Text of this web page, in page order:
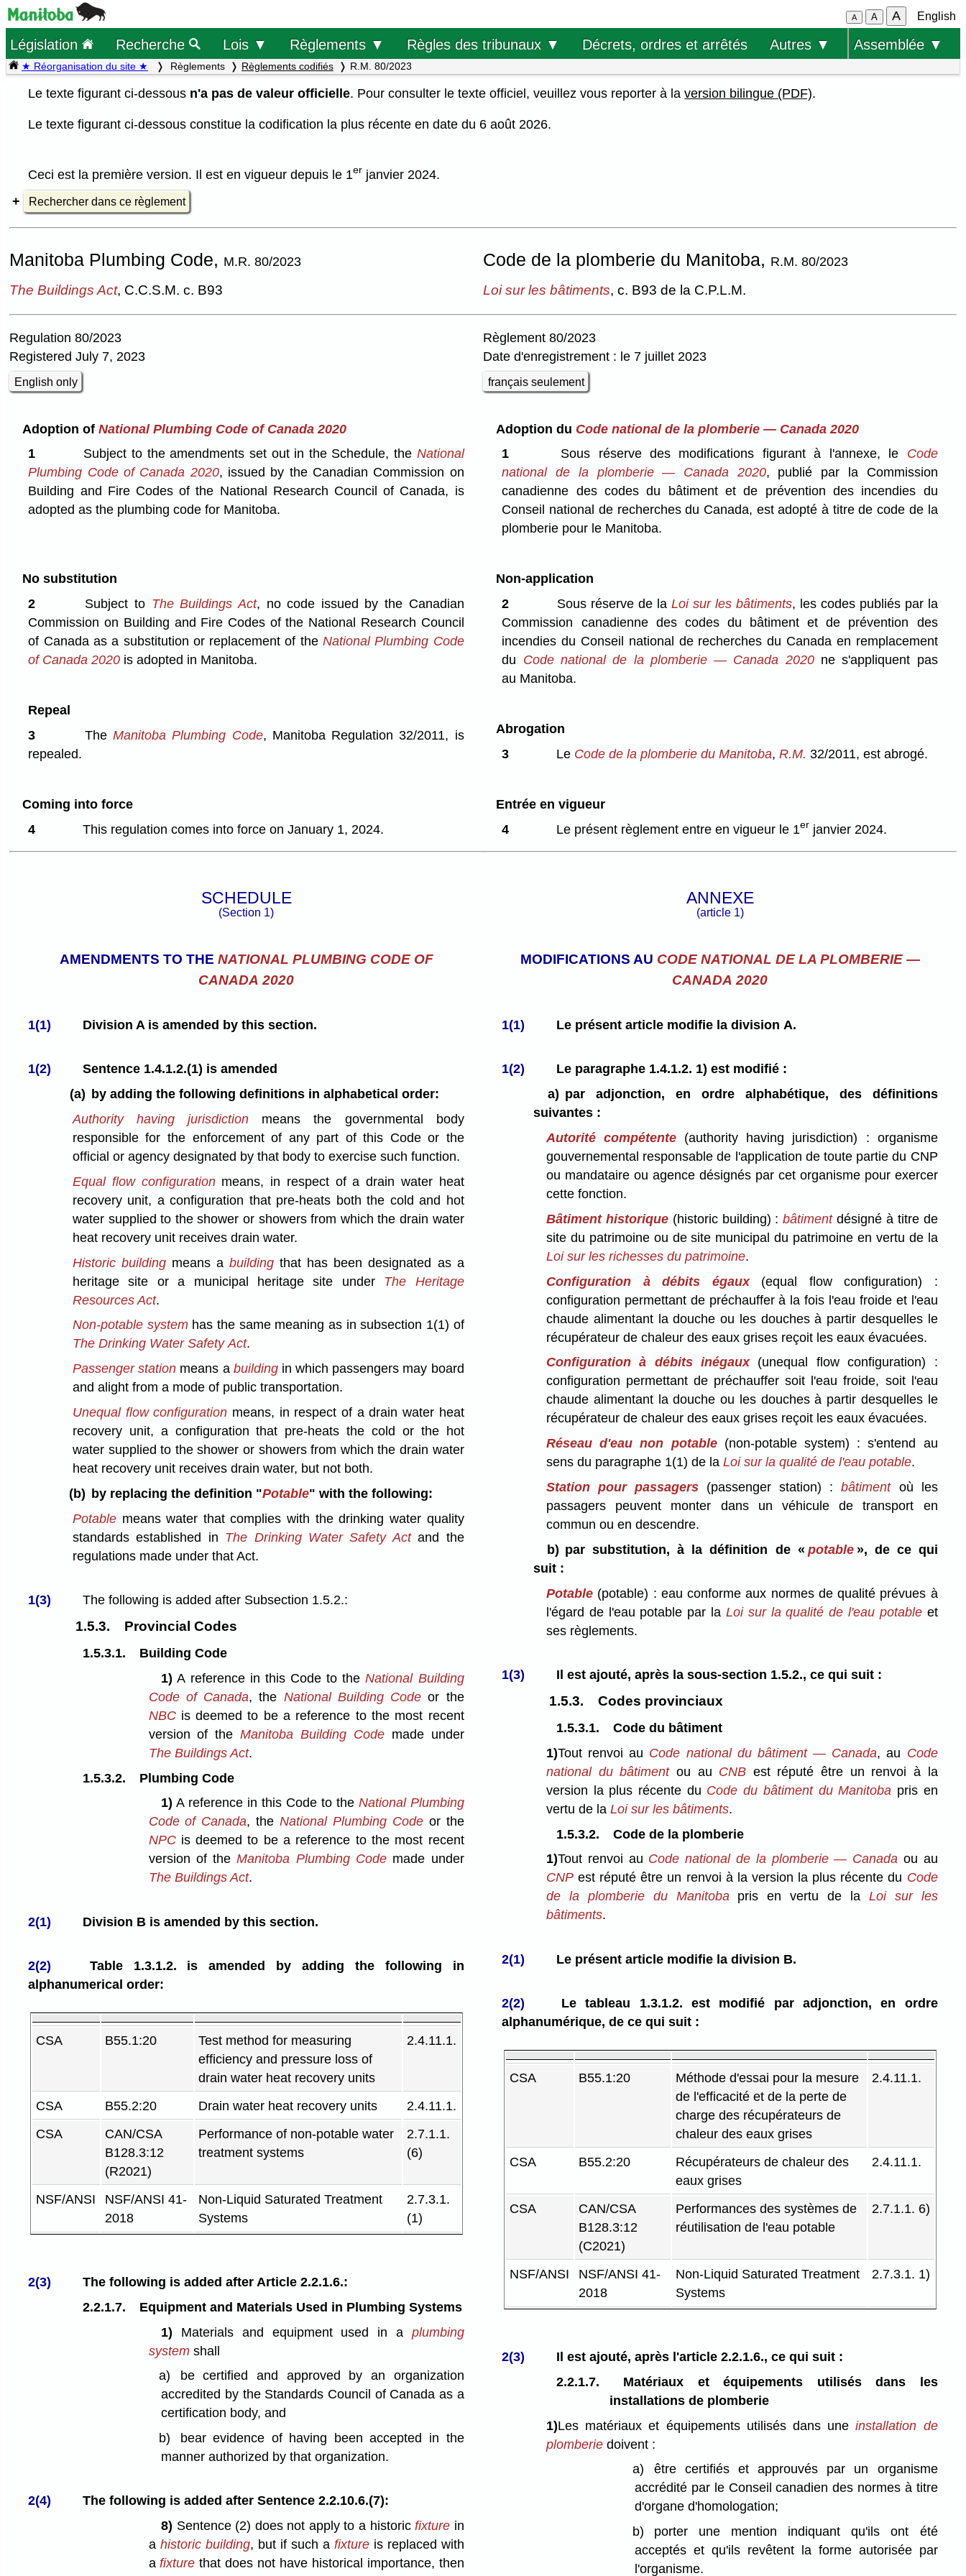
A A A English
Législation Recherche Lois ▼ Règlements ▼ Règles des tribunaux ▼ Décrets, ordres et arrêtés Autres ▼ Assemblée ▼
★ Réorganisation du site ★ Règlements Règlements codifiés R.M. 80/2023
Le texte figurant ci-dessous n'a pas de valeur officielle. Pour consulter le texte officiel, veuillez vous reporter à laversion bilingue (PDF).
Le texte figurant ci-dessous constitue la codification la plus récente en date du 6 août 2026.
Ceci est la première version. Il est en vigueur depuis le 1er janvier 2024.
Rechercher dans ce règlement
Manitoba Plumbing Code, M.R. 80/2023 Code de la plomberie du Manitoba, R.M. 80/2023
The Buildings Act, C.C.S.M. c. B93 Loi sur les bâtiments, c. B93 de la C.P.L.M.
Regulation 80/2023
Registered July 7, 2023
English only
Règlement 80/2023
Date d'enregistrement : le 7 juillet 2023
français seulement
Adoption of National Plumbing Code of Canada 2020
1
Subject to the amendments set out in the Schedule, the National
Plumbing Code of Canada 2020, issued by the Canadian Commission on
Building and Fire Codes of the National Research Council of Canada, is
adopted as the plumbing code for Manitoba.
Adoption du Code national de la plomberie — Canada 2020
1
Sous réserve des modifications figurant à l'annexe, le Code
national de la plomberie — Canada 2020, publié par la Commission
canadienne des codes du bâtiment et de prévention des incendies du
Conseil national de recherches du Canada, est adopté à titre de code de la
plomberie pour le Manitoba.
No substitution
2
Subject to The Buildings Act, no code issued by the Canadian
Commission on Building and Fire Codes of the National Research Council
of Canada as a substitution or replacement of theNational Plumbing Code
of Canada 2020 is adopted in Manitoba.
Non-application
2
Sous réserve de la Loi sur les bâtiments, les codes publiés par la
Commission canadienne des codes du bâtiment et de prévention des
incendies du Conseil national de recherches du Canada en remplacement
du Code national de la plomberie — Canada 2020ne s'appliquent pas
au Manitoba.
Repeal
3
TheManitoba Plumbing Code, Manitoba Regulation 32/2011, is
repealed.
Abrogation
3
Le Code de la plomberie du Manitoba, R.M. 32/2011, est abrogé.
Coming into force
4
This regulation comes into force on January 1, 2024.
Entrée en vigueur
4
Le présent règlement entre en vigueur le 1er janvier 2024.
SCHEDULE
(Section 1)
AMENDMENTS TO THE NATIONAL PLUMBING CODE OF
CANADA 2020
1(1) Division A is amended by this section.
1(2)
Sentence 1.4.1.2.(1) is amended
(a) by adding the following definitions in alphabetical order:
Authority having jurisdiction means the governmental body
responsible for the enforcement of any part of this Code or the
official or agency designated by that body to exercise such function.
Equal flow configurationmeans, in respect of a drain water heat
recovery unit, a configuration that pre-heats both the cold and hot
water supplied to the shower or showers from which the drain water
heat recovery unit receives drain water.
Historic building means abuilding that has been designated as a
heritage site or a municipal heritage site under The Heritage
Resources Act.
Non-potable systemhas the same meaning as in subsection 1(1) of
The Drinking Water Safety Act.
Passenger station means a buildingin which passengers may board
and alight from a mode of public transportation.
Unequal flow configuration means, in respect of a drain water heat
recovery unit, a configuration that pre-heats the cold or the hot
water supplied to the shower or showers from which the drain water
heat recovery unit receives drain water, but not both.
(b) by replacing the definition "Potable" with the following:
Potablemeans water that complies with the drinking water quality
standards established in The Drinking Water Safety Actand the
regulations made under that Act.
1(3) The following is added after Subsection 1.5.2.:
1.5.3. Provincial Codes
1.5.3.1.
Building Code
1) A reference in this Code to theNational Building
Code of Canada, the National Building Code or the
NBCis deemed to be a reference to the most recent
version of theManitoba Building Codemade under
The Buildings Act.
1.5.3.2.
Plumbing Code
1) A reference in this Code to the National Plumbing
Code of Canada, theNational Plumbing Codeor the
NPCis deemed to be a reference to the most recent
version of theManitoba Plumbing Code made under
The Buildings Act.
2(1) Division B is amended by this section.
2(2)
Table 1.3.1.2. is amended by adding the following in
alphanumerical order:
CSA B55.1:20
Test method for measuring
efficiency and pressure loss of
drain water heat recovery units
2.4.11.1.
CSA B55.2:20 Drain water heat recovery units
2.4.11.1.
CSA
CAN/CSA
B128.3:12
(R2021)
Performance of non-potable water
treatment systems
2.7.1.1.
(6)
NSF/ANSI
NSF/ANSI 41-
2018
Non-Liquid Saturated Treatment
Systems
2.7.3.1.
(1)
2(3)
The following is added after Article 2.2.1.6.:
2.2.1.7.
Equipment and Materials Used in Plumbing Systems
1) Materials and equipment used in a plumbing
systemshall
a)
be certified and approved by an organization
accredited by the Standards Council of Canada as a
certification body, and
b)
bear evidence of having been accepted in the
manner authorized by that organization.
2(4)
The following is added after Sentence 2.2.10.6.(7):
8) Sentence (2) does not apply to a historicfixture in
a historic building, but if such afixtureis replaced with
afixture that does not have historical importance, then
ANNEXE
(article 1)
MODIFICATIONS AU CODE NATIONAL DE LA PLOMBERIE —
CANADA 2020
1(1) Le présent article modifie la division A.
1(2)
Le paragraphe 1.4.1.2. 1) est modifié :
a) par adjonction, en ordre alphabétique, des définitions
suivantes :
Autorité compétente (authority having jurisdiction) : organisme
gouvernemental responsable de l'application de toute partie du CNP
ou mandataire ou agence désignés par cet organisme pour exercer
cette fonction.
Bâtiment historique (historic building) :bâtimentdésigné à titre de
site du patrimoine ou de site municipal du patrimoine en vertu de la
Loi sur les richesses du patrimoine.
Configuration à débits égaux
(equal flow configuration) :
configuration permettant de préchauffer à la fois l'eau froide et l'eau
chaude alimentant la douche ou les douches à partir desquelles le
récupérateur de chaleur des eaux grises reçoit les eaux évacuées.
Configuration à débits inégaux (unequal flow configuration) :
configuration permettant de préchauffer soit l'eau froide, soit l'eau
chaude alimentant la douche ou les douches à partir desquelles le
récupérateur de chaleur des eaux grises reçoit les eaux évacuées.
Réseau d'eau non potable (non-potable system) : s'entend au
sens du paragraphe 1(1) de la Loi sur la qualité de l'eau potable.
Station pour passagers (passenger station) :bâtimentoù les
passagers peuvent monter dans un véhicule de transport en
commun ou en descendre.
b) par substitution, à la définition de « potable», de ce qui
suit :
Potable(potable) : eau conforme aux normes de qualité prévues à
l'égard de l'eau potable par la Loi sur la qualité de l'eau potableet
ses règlements.
1(3) Il est ajouté, après la sous-section 1.5.2., ce qui suit :
1.5.3. Codes provinciaux
1.5.3.1.
Code du bâtiment
1)Tout renvoi au Code national du bâtiment — Canada, au Code
national du bâtimentou au CNB est réputé être un renvoi à la
version la plus récente du Code du bâtiment du Manitoba pris en
vertu de la Loi sur les bâtiments.
1.5.3.2.
Code de la plomberie
1)Tout renvoi au Code national de la plomberie — Canada ou au
CNPest réputé être un renvoi à la version la plus récente du Code
de la plomberie du Manitobapris en vertu de la Loi sur les
bâtiments.
2(1) Le présent article modifie la division B.
2(2)
Le tableau 1.3.1.2. est modifié par adjonction, en ordre
alphanumérique, de ce qui suit :
CSA B55.1:20
Méthode d'essai pour la mesure
de l'efficacité et de la perte de
charge des récupérateurs de
chaleur des eaux grises
2.4.11.1.
CSA B55.2:20
Récupérateurs de chaleur des
eaux grises
2.4.11.1.
CSA
CAN/CSA
B128.3:12
(C2021)
Performances des systèmes de
réutilisation de l'eau potable
2.7.1.1. 6)
NSF/ANSI
NSF/ANSI 41-
2018
Non-Liquid Saturated Treatment
Systems
2.7.3.1. 1)
2(3)
Il est ajouté, après l'article 2.2.1.6., ce qui suit :
2.2.1.7.
Matériaux et équipements utilisés dans les
installations de plomberie
1)Les matériaux et équipements utilisés dans uneinstallation de
plomberie doivent :
a)
être certifiés et approuvés par un organisme
accrédité par le Conseil canadien des normes à titre
d'organe d'homologation;
b)
porter une mention indiquant qu'ils ont été
acceptés et qu'ils revêtent la forme autorisée par
l'organisme.